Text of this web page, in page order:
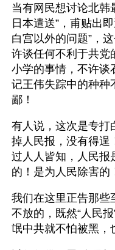
当有网民想讨论北韩
日本遣送”，甫贴出
白宫以外的问题”，
许谈任何不利于共党
小学的事情，不许谈
记王伟失踪中的种种
鄙！
有人说，这次是专打
掉人民报，没有得逞
过人人皆知，人民报
的！是为人民除害的
我们在这里正告那些
不放的，既然“人民
氓中共就不怕被黑，